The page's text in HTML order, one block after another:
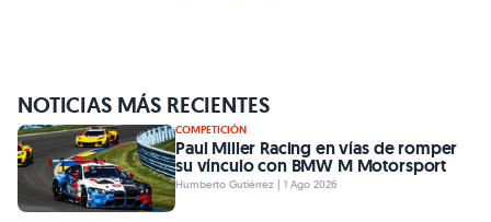
NOTICIAS MÁS RECIENTES
COMPETICIÓN
Paul Miller Racing en vías de romper
su vínculo con BMW M Motorsport
Humberto Gutiérrez | 1 Ago 2026